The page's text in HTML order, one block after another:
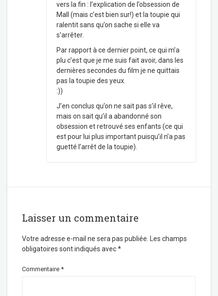
vers la fin : l’explication de l’obsession de
Mall (mais c’est bien sur!) et la toupie qui
ralentit sans qu’on sache si elle va
s’arrêter.
Par rapport à ce dernier point, ce qui m’a
plu c’est que je me suis fait avoir, dans les
dernières secondes du film je ne quittais
pas la toupie des yeux.
:))
J’en conclus qu’on ne sait pas s’il rêve,
mais on sait qu’il a abandonné son
obsession et retrouvé ses enfants (ce qui
est pour lui plus important puisqu’il n’a pas
guetté l’arrêt de la toupie).
Laisser un commentaire
Votre adresse e-mail ne sera pas publiée.
Les champs
obligatoires sont indiqués avec*
Commentaire *